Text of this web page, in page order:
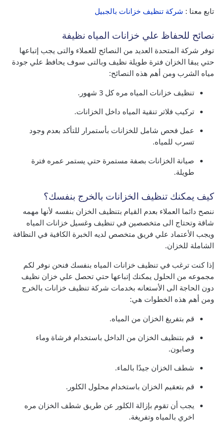
تابع معنا : شركة تنظيف خزانات بالجبيل
نصائح للحفاظ علي خزانات المياه نظيفة
توفر شركة المتحدة العديد من النصائح للعملاء والتى يجب إتباعها
حتي يبقا الخزان فترة طويلة نظيف وبالتى سوف يحافظ علي جودة
مياه الشرب ومن أهم هذه النصائح:
تنظيف خزانات المياه مره كل 3 شهور.
تركيب فلاتر تنقية المياه داخل الخزانات.
عمل فحص شامل للخزانات بأستمرار للتأكد بعدم وجود
تسرب للمياه.
صيانة الخزانات بصفة مستمرة حتي يستمر عمره فترة
طويلة.
كيف يمكنك تنظيف الخزانات بالخرج بنفسك؟
ننصح دائما العملاء بعدم القيام بتنظيف الخزان بنفسه لأنها مهمه
شاقة وتحتاج الى متخصصين في تنظيف وغسيل خزانات المياه
ويجب الأعتماد علي فريق متخصص لديه الخبرة الكافية في النظافة
الشاملة للخزان.
إذا كنت ترغب في تنظيف خزانات المياه بنفسك فنحن نوفر لكم
مجموعه من الحلول يمكنك إتباعها حتي تحصل علي خزان نظيف
دون الحاجة الى الأستعانه بخدمات شركة تنظيف خزانات بالخرج
ومن أهم هذه الخطوات هي:
قم بتفريغ الخزان من المياه.
قم بتنظيف الخزان من الداخل باستخدام فرشاة وماء
وصابون.
شطف الخزان جيدًا بالماء.
قم بتعقيم الخزان باستخدام محلول الكلور.
يجب أن تقوم بإزالة الكلور عن طريق شطف الخزان مره
اخري بالمياه وتفريغة.